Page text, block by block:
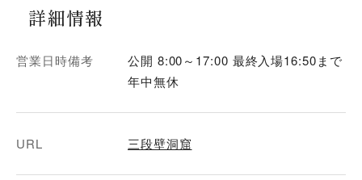
詳細情報
営業日時備考
公開 8:00～17:00 最終入場16:50まで
年中無休
URL 三段壁洞窟